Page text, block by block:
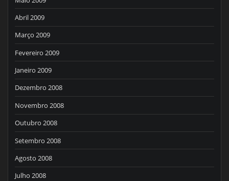
Abril 2009
Março 2009
Fevereiro 2009
Janeiro 2009
Dezembro 2008
Novembro 2008
Outubro 2008
Setembro 2008
Agosto 2008
Julho 2008